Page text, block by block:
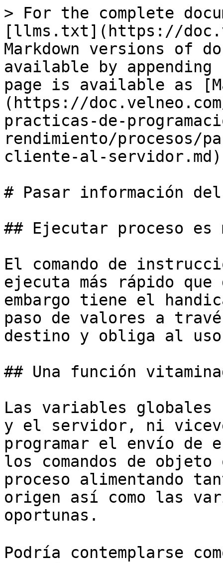
> For the complete
[llms.txt](https://
Markdown versions of
available by
page is available as
(https://
practicas-de-
rendimiento/procesos/
cliente-al-
# Pasar información
## Ejecutar proceso es
El comando de
ejecuta más rápido
embargo tiene el
paso de valores a
destino y obliga al
## Una función
Las variables
y el servidor, ni
programar el envío de
los comandos de
proceso alimentando
origen así como las
oportunas.
Podría contemplarse